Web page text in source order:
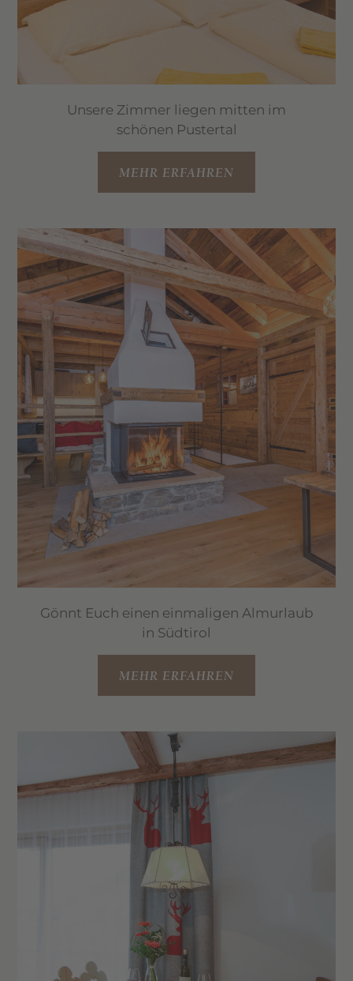
Unsere Zimmer liegen mitten im
schönen Pustertal
MEHR ERFAHREN
Gönnt Euch einen einmaligen Almurlaub
in Südtirol
MEHR ERFAHREN